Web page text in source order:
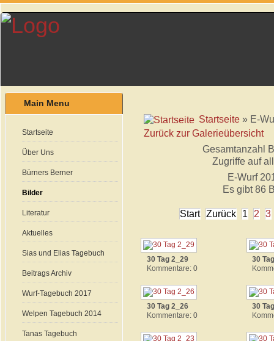
Main Menu
Startseite
Über Uns
Bürners Berner
Bilder
Literatur
Aktuelles
Sias und Elias Tagebuch
Beitrags Archiv
Wurf-Tagebuch 2017
Welpen Tagebuch 2014
Tanas Tagebuch
Startseite » E-
Zurück zur Galerieübersicht
Gesamtanzahl
Zugriffe auf
E-Wurf
Es gibt 86
Start Zurück 1 2 3
30 Tag 2_29
Kommentare: 0
30
30 Tag 2_26
Kommentare: 0
30